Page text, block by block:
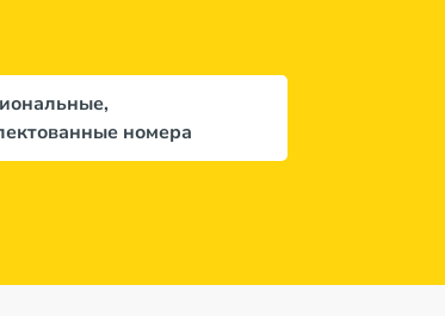
номера